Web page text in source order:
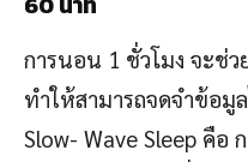
การนอน 1 ชั่วโมง จะช่
ทำให้สามารถจดจำข้อมู
Slow- Wave Sleep คือ